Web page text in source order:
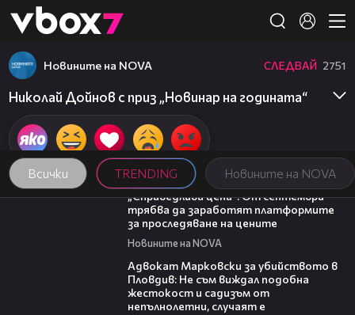
👾
Всички TRENDING Новините на NOVA
Новините на NOVA СЛЕДВАЙ 2751
Николай Дойнов с приз „Новинар на годината“
03:12
„Справедлива цена“: От септември
трябва да заработят платформите
за проследяване на цените
Новините на NOVA
Адвокат Марковски за убийството в
Пловдив: Не съм виждал подобна
жестокост и садизъм от
непълнолетни, случаят е